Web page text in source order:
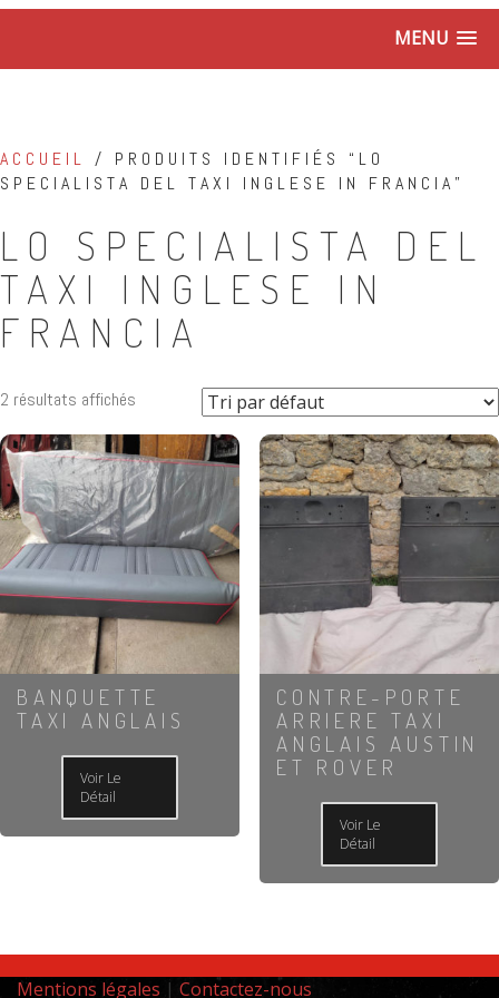
MENU
ACCUEIL / PRODUITS IDENTIFIÉS “LO
SPECIALISTA DEL TAXI INGLESE IN FRANCIA”
LO SPECIALISTA DEL
TAXI INGLESE IN
FRANCIA
2 résultats affichés
BANQUETTE
TAXI ANGLAIS
Voir Le
Détail
CONTRE-PORTE
ARRIERE TAXI
ANGLAIS AUSTIN
ET ROVER
Voir Le
Détail
Mentions légales | Contactez-nous